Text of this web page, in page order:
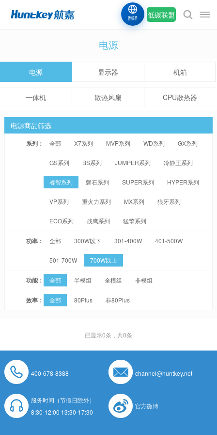
低碳联盟
翻译
电源
电源 显示器 机箱
一体机 散热风扇 CPU散热器
电源商品筛选
系列： 全部 X7系列 MVP系列 WD系列 GX系列
GS系列 BS系列 JUMPER系列 冷静王系列
睿智系列 磐石系列 SUPER系列 HYPER系列
VP系列 重火力系列 MX系列 狼牙系列
ECO系列 战鹰系列 猛擎系列
功率： 全部 300W以下 301-400W 401-500W
501-700W 700W以上
功能： 全部 半模组 全模组 非模组
效率： 全部 80Plus 非80Plus
已显示0条，共0条
400-678-8388 channel@huntkey.net
服务时间（节假日除外）
8:30-12:00 13:30-17:30
官方微博